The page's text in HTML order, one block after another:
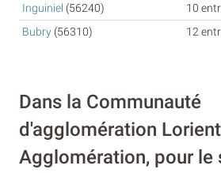
Inguiniel (56240) 10
Bubry (56310) 12
Dans la Communauté
d'agglomération Lorient
Agglomération, pour le